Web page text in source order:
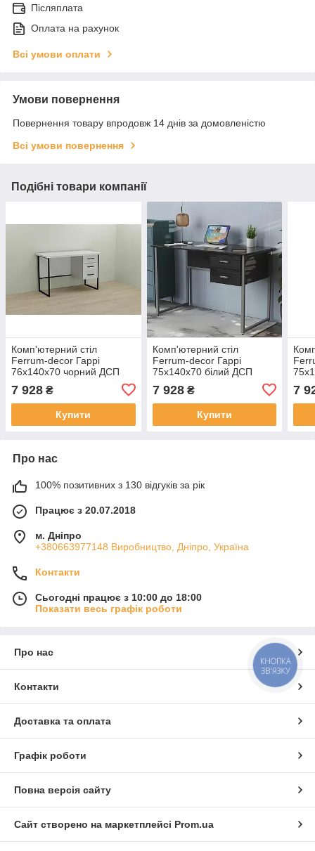
Післяплата
Оплата на рахунок
Всі умови оплати
Умови повернення
Повернення товару впродовж 14 днів за домовленістю
Всі умови повернення
Подібні товари компанії
Комп'ютерний стіл
Ferrum-decor Гаррі
76x140x70 чорний ДСП
Білий 32мм (FRD-103566)
7 928 ₴
Купити
Комп'ютерний стіл
Ferrum-decor Гаррі
75x140x70 білий ДСП
Білий 32мм (FRD-101016)
7 928₴
Купити
7
Про нас
100% позитивних з 130 відгуків за рік
Працює з 20.07.2018
м. Дніпро
+380663977148 Виробництво, Дніпро, Україна
Контакти
Сьогодні працює з 10:00 до 18:00
Показати весь графік роботи
Про нас
Контакти
Доставка та оплата
Графік роботи
Повна версія сайту
Сайт створено на маркетплейсі Prom.ua
КНОПКА
ЗВ'ЯЗКУ